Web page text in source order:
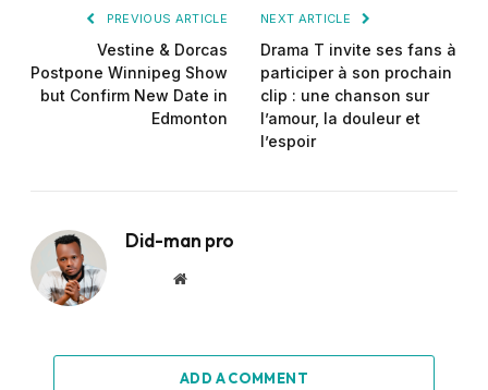
PREVIOUS ARTICLE
Vestine & Dorcas
Postpone Winnipeg Show
but Confirm New Date in
Edmonton
NEXT ARTICLE
Drama T invite ses fans à
participer à son prochain
clip : une chanson sur
l’amour, la douleur et
l’espoir
Did-man pro
Website
ADD A COMMENT